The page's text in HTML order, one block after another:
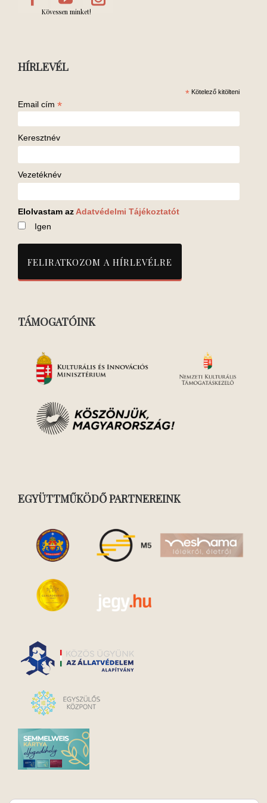
Kövessen minket!
HÍRLEVÉL
* Kötelező kitölteni
Email cím *
Keresztnév
Vezetéknév
Elolvastam az Adatvédelmi Tájékoztatót
Igen
TÁMOGATÓINK
EGYÜTTMŰKÖDŐ PARTNEREINK